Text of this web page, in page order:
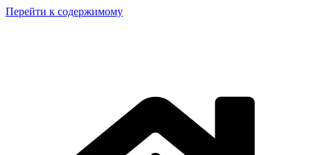
Перейти к содержимому